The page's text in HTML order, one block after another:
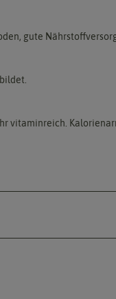
gute
vitaminreich.